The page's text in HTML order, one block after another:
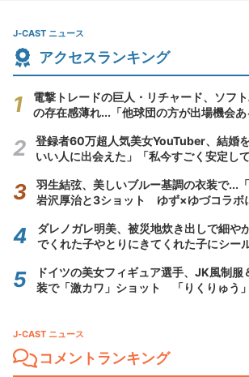
J-CAST ニュース
アクセスランキング
電撃トレードの巨人・リチャード、ソフ
の存在感薄れ...「他球団の方が出場機会
登録者60万超人気美女YouTuber、結婚
いい人に出会えた」「私今すごく安定して
羽生結弦、美しいブルー基調の衣装で...
岩沢厚治と3ショット ゆず×ゆづコラボ
ダレノガレ明美、被災地炊き出しで細や
でくれた子やとりにきてくれた子にシー
ドイツの美女フィギュア選手、JK風制服
装で「激カワ」ショット 「りくりゅう
J-CAST ニュース
コメントランキング